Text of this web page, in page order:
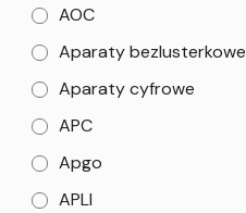
AOC
Aparaty bezlusterkowe
Aparaty cyfrowe
APC
Apgo
APLI